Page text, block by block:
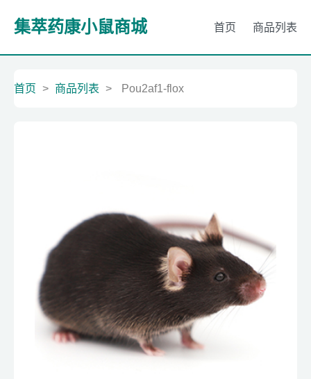
集萃药康小鼠商城 首页 商品列表
首页 > 商品列表 > Pou2af1-flox